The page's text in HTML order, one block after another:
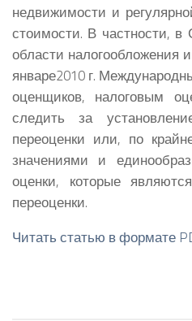
недвижимости и
стоимости. В частности, в
области налогообложения
январе2010 г.
оценщиков, налоговым
следить за
переоценки или, по
значениями и
оценки, которые
переоценки.
Читать статью в формате